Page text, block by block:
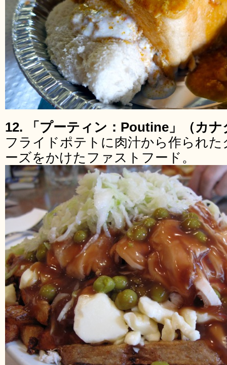
12. 「プーティン：Poutine」（カナ
フライドポテトに肉汁から作られ
ーズをかけたファストフード。